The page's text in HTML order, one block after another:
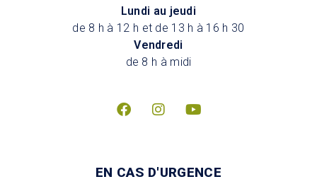
Lundi au jeudi
de 8 h à 12 h et de 13 h à 16 h 30
Vendredi
de 8 h à midi
EN CAS D'URGENCE